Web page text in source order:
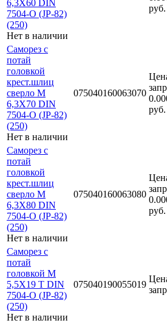
6,3Х60 DIN
7504-O (JP-82)
(250)
Нет в наличии
руб.
Саморез с
потай
головкой
крест.шлиц
сверло М
6,3Х70 DIN
7504-O (JP-82)
(250)
Нет в наличии
075040160063070
руб.
Саморез с
потай
головкой
крест.шлиц
сверло М
6,3Х80 DIN
7504-O (JP-82)
(250)
Нет в наличии
075040160063080
руб.
Саморез с
потай
головкой М
5,5Х19 T DIN
7504-O (JP-82)
(250)
Нет в наличии
075040190055019